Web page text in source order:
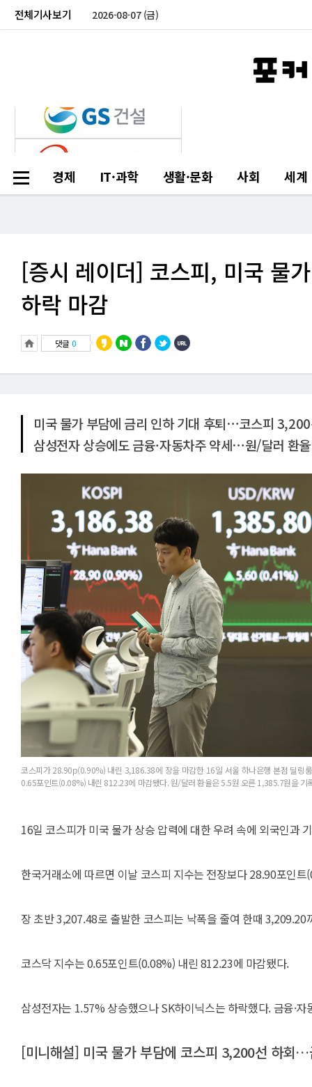
전체기사보기 2026-08-07 (금)
경제 IT·과학 생활·문화 사회 세계
[증시 레이더] 코스피, 미국
하락 마감
댓글 0
미국 물가 부담에 금리 인하 기대 후퇴⋯코스피
삼성전자 상승에도 금융·자동차주 약세⋯원/달러 환
코스피가 28.90p(0.90%) 내린 3,186.38에 장을 마감한 16일 서울 하나은행 본점 딜링
0.65포인트(0.08%) 내린 812.23에 마감됐다. 원/달러 환율은 5.5원 오른 1,385.7원을 기
16일 코스피가 미국 물가 상승 압력에 대한 우려 속에 외국인과
한국거래소에 따르면 이날 코스피 지수는 전장보다 28.90포인
장 초반 3,207.48로 출발한 코스피는 낙폭을 줄여 한때
코스닥 지수는 0.65포인트(0.08%) 내린 812.23에 마감됐다.
삼성전자는 1.57% 상승했으나 SK하이닉스는 하락했다. 금융·
[미니해설] 미국 물가 부담에 코스피 3,200선 하회…